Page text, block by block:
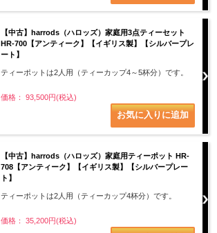
【中古】harrods（ハロッズ）家庭用3点ティーセット
HR-700【アンティーク】【イギリス製】【シルバープレ
ート】
ティーポットは2人用（ティーカップ4～5杯分）です。
価格： 93,500円(税込)
【中古】harrods（ハロッズ）家庭用ティーポット HR-
708【アンティーク】【イギリス製】【シルバープレー
ト】
ティーポットは2人用（ティーカップ4杯分）です。
価格： 35,200円(税込)